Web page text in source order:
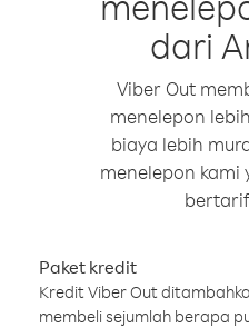
dari
Viber Out
menelepon
biaya lebih
menelepon kami
Paket kredit
Kredit Viber Out
membeli sejumlah berapa